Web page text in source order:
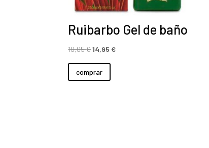
Ruibarbo Gel de baño
19,95€El
precio
original
14,95 €El
comprar